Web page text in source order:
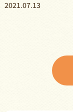
2021.07.13